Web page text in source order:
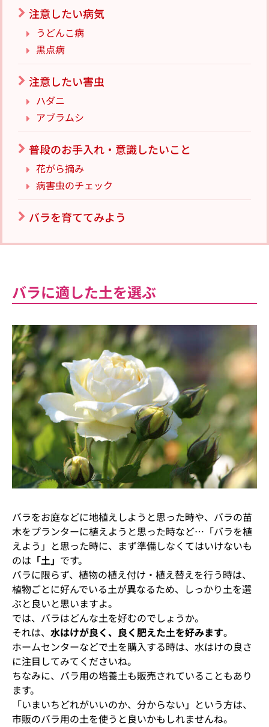
注意したい病気
うどんこ病
黒点病
注意したい害虫
ハダニ
アブラムシ
普段のお手入れ・意識したいこと
花がら摘み
病害虫のチェック
バラを育ててみよう
バラに適した土を選ぶ
バラをお庭などに地植えしようと思った時や、バラの苗
木をプランターに植えようと思った時など…「バラを植
えよう」と思った時に、まず準備しなくてはいけないも
のは 「土」 です。
バラに限らず、植物の植え付け・植え替えを行う時は、
植物ごとに好んでいる土が異なるため、しっかり土を選
ぶと良いと思いますよ。
では、バラはどんな土を好むのでしょうか。
それは、 水はけが良く、良く肥えた土を好みます。
ホームセンターなどで土を購入する時は、水はけの良さ
に注目してみてくださいね。
ちなみに、バラ用の培養土も販売されていることもあり
ます。
「いまいちどれがいいのか、分からない」という方は、
市販のバラ用の土を使うと良いかもしれませんね。